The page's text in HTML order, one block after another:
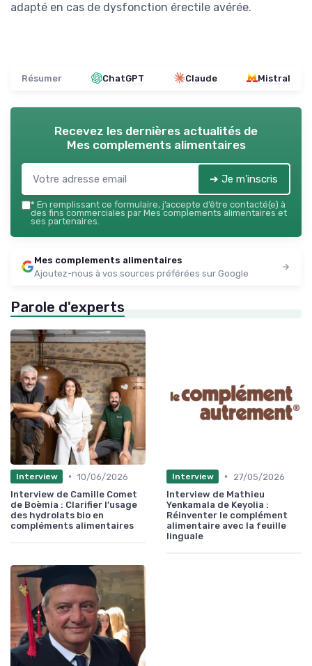
adapté en cas de dysfonction érectile avérée.
Résumer ChatGPT Claude Mistral
Recevez les dernières actualités de
Mes complements alimentaires
➔ Je m'inscris
* En remplissant ce formulaire, j’accepte d’être contacté(e) à
des fins commerciales par Mes complements alimentaires et
ses partenaires.
Mes complements alimentaires
Ajoutez-nous à vos sources préférées sur Google
Parole d'experts
Interview • 10/06/2026
Interview de Camille Comet
de Boèmia : Clarifier l’usage
des hydrolats bio en
compléments alimentaires
Interview •
27/05/2026
Interview de Mathieu
Yenkamala de Keyolia :
Réinventer le complément
alimentaire avec la feuille
linguale